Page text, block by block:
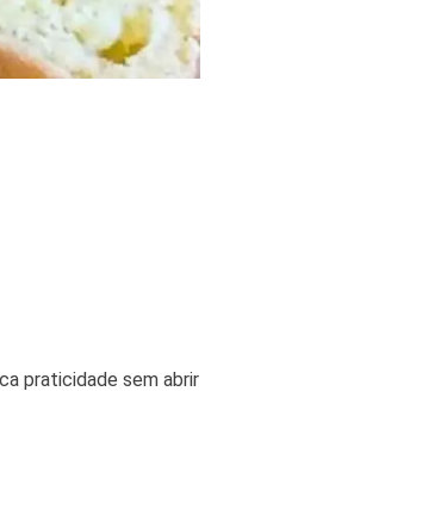
praticidade sem abrir